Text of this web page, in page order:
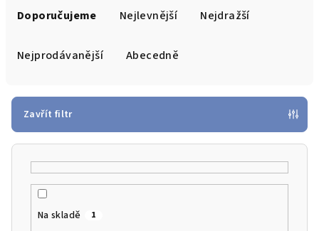
r
o
Doporučujeme Nejlevnější Nejdražší
Nejprodávanější Abecedně
Zavřít filtr
Na skladě 1